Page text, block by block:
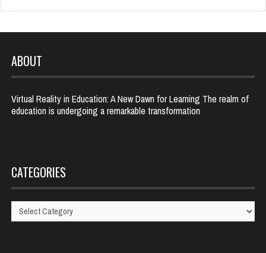
ABOUT
Virtual Reality in Education: A New Dawn for Learning The realm of
education is undergoing a remarkable transformation
CATEGORIES
Categories